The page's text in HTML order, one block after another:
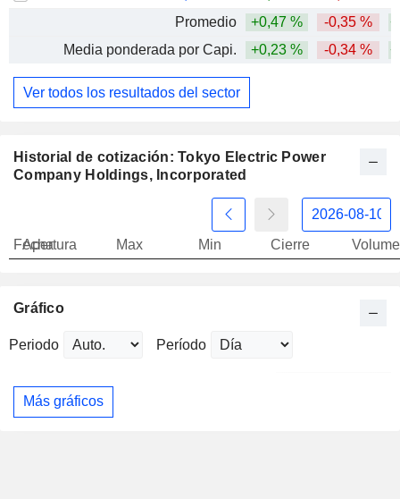
Promedio
+0,47 % -0,35 %
Media ponderada por Capi.
+0,23 % -0,34 %
Ver todos los resultados del sector
Historial de cotización: Tokyo Electric Power
Company Holdings, Incorporated
Fecha
Apertura Max Min Cierre
Gráfico
Periodo Período
Más gráficos